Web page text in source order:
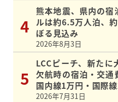
熊本地震、県内の宿
ルは約6.5万人泊、
ぼる見込み
2026年8月3日
LCCピーチ、新たに
欠航時の宿泊・交通
国内線1万円・国際
2026年7月31日